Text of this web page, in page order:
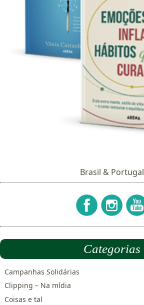
Brasil & Portugal
Categorias
Campanhas Solidárias
Clipping – Na mídia
Coisas e tal